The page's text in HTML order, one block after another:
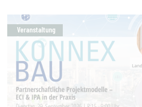
Veranstaltung